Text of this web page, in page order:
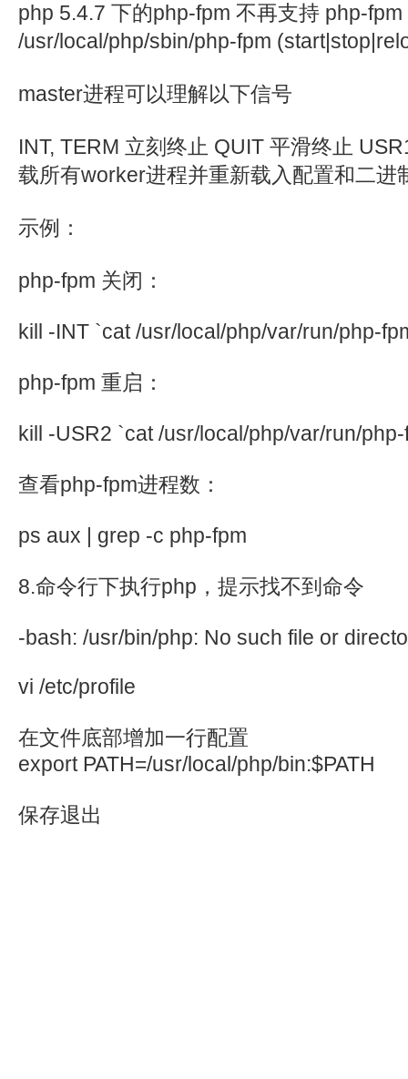
php 5.4.7 下的php-fpm 不再支持 php-
/usr/local/php/sbin/php-fpm
master进程可以理解以下信号
INT, TERM 立刻终止 QUIT 平滑终止
载所有worker进程并重新载入配置和二进
示例：
php-fpm 关闭：
kill -INT `cat /usr/local/php/var/run/php-
php-fpm 重启：
kill -USR2 `cat /usr/local/php/var/run/
查看php-fpm进程数：
ps aux | grep -c php-fpm
8.命令行下执行php，提示找不到命令
-bash: /usr/bin/php: No such file or
vi /etc/profile
在文件底部增加一行配置
export PATH=/usr/local/php/bin:$PATH
保存退出